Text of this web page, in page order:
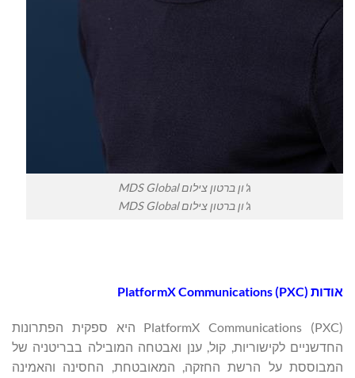
ג'ון ברטון צילום MDS Global
ג'ון ברטון צילום MDS Global
אודות PlatformX Communications (PXC)
PlatformX Communications (PXC) היא ספקית הפתרונות
החדשניים לקישוריות, קול, ענן ואבטחה המובילה בבריטניה של
המבוססת על הרשת החזקה, המאובטחת, החסינה והאמינה